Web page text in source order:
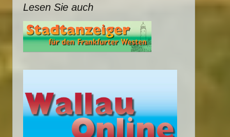
Lesen Sie auch